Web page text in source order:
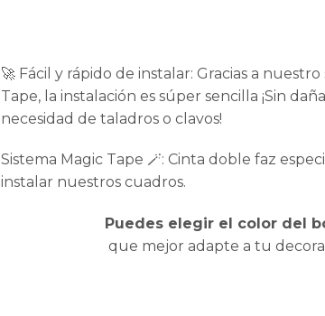
🚀 Fácil y rápido de instalar: Gracias a
Tape, la instalación es súper sencilla ¡Sin
necesidad de taladros o clavos!
Sistema Magic Tape 🪄: Cinta doble faz
instalar nuestros cuadros.
Puedes elegir el color del
que mejor adapte a tu